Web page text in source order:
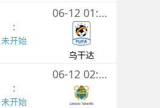
:
未开始
06-12 01:15
乌干达
:
未开始
06-12 02:00